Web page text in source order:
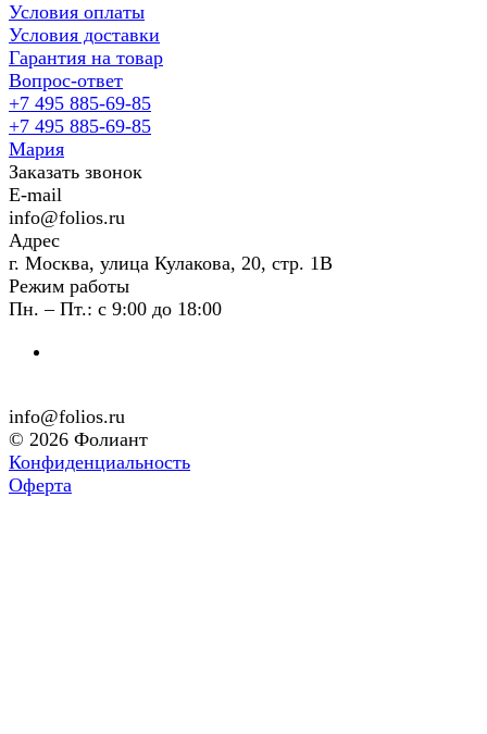
Условия оплаты
Условия доставки
Гарантия на товар
Вопрос-ответ
+7 495 885-69-85
+7 495 885-69-85
Мария
Заказать звонок
E-mail
info@folios.ru
Адрес
г. Москва, улица Кулакова, 20, стр. 1В
Режим работы
Пн. – Пт.: с 9:00 до 18:00
info@folios.ru
© 2026 Фолиант
Конфиденциальность
Оферта